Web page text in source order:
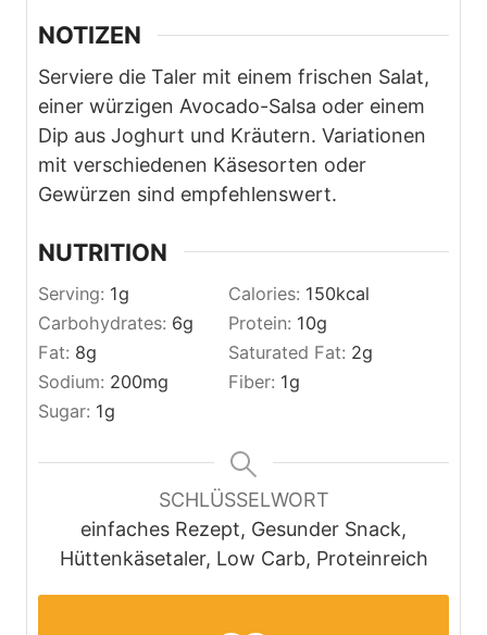
NOTIZEN
Serviere die Taler mit einem frischen Salat,
einer würzigen Avocado-Salsa oder einem
Dip aus Joghurt und Kräutern. Variationen
mit verschiedenen Käsesorten oder
Gewürzen sind empfehlenswert.
NUTRITION
Serving: 1g Calories: 150kcal
Carbohydrates: 6g Protein: 10g
Fat: 8g Saturated Fat: 2g
Sodium: 200mg Fiber: 1g
Sugar: 1g
SCHLÜSSELWORT
einfaches Rezept, Gesunder Snack,
Hüttenkäsetaler, Low Carb, Proteinreich